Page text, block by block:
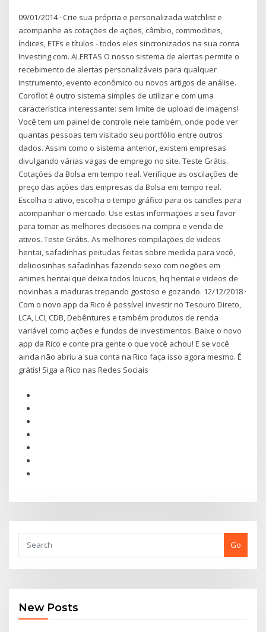
09/01/2014 · Crie sua própria e personalizada watchlist e
acompanhe as cotações de ações, câmbio, commodities,
índices, ETFs e títulos - todos eles sincronizados na sua conta
Investing.com. ALERTAS O nosso sistema de alertas permite o
recebimento de alertas personalizáveis para qualquer
instrumento, evento econômico ou novos artigos de análise.
Coroflot é outro sistema simples de utilizar e com uma
característica interessante: sem limite de upload de imagens!
Você tem um painel de controle nele também, onde pode ver
quantas pessoas tem visitado seu portfólio entre outros
dados. Assim como o sistema anterior, existem empresas
divulgando várias vagas de emprego no site. Teste Grátis.
Cotações da Bolsa em tempo real. Verifique as oscilações de
preço das ações das empresas da Bolsa em tempo real.
Escolha o ativo, escolha o tempo gráfico para os candles para
acompanhar o mercado. Use estas informações a seu favor
para tomar as melhores decisões na compra e venda de
ativos. Teste Grátis. As melhores compilações de videos
hentai, safadinhas peitudas feitas sobre medida para você,
deliciosinhas safadinhas fazendo sexo com negões em
animes hentai que deixa todos loucos, hq hentai e videos de
novinhas a maduras trepando gostoso e gozando. 12/12/2018 ·
Com o novo app da Rico é possível investir no Tesouro Direto,
LCA, LCI, CDB, Debêntures e também produtos de renda
variável como ações e fundos de investimentos. Baixe o novo
app da Rico e conte pra gente o que você achou! E se você
ainda não abriu a sua conta na Rico faça isso agora mesmo. É
grátis! Siga a Rico nas Redes Sociais
Go
New Posts